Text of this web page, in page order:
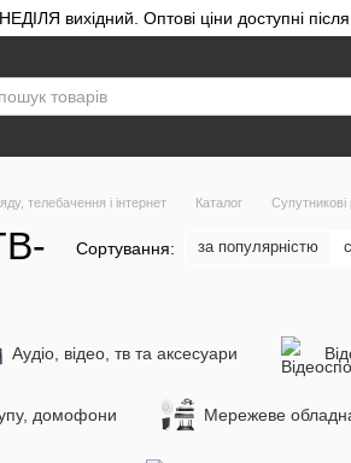
вихідний. Оптові ціни доступні
телебачення і інтернет Каталог
Сортування: за популярністю
Аудіо, відео, тв та аксесуари
домофони Мережеве